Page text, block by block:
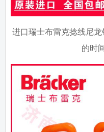
进口瑞士布雷克捻线尼
的时